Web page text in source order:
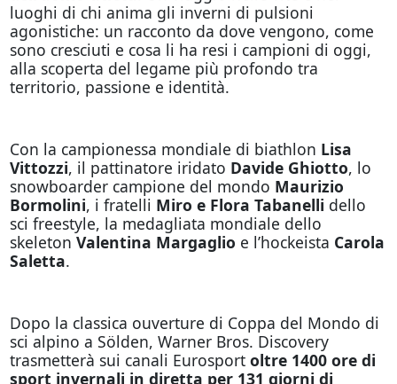
luoghi di chi anima gli inverni di pulsioni
agonistiche: un racconto da dove vengono, come
sono cresciuti e cosa li ha resi i campioni di oggi,
alla scoperta del legame più profondo tra
territorio, passione e identità.
Con la campionessa mondiale di biathlon Lisa
Vittozzi, il pattinatore iridato Davide Ghiotto, lo
snowboarder campione del mondo Maurizio
Bormolini, i fratelli Miro e Flora Tabanelli dello
sci freestyle, la medagliata mondiale dello
skeleton Valentina Margaglio e l’hockeista Carola
Saletta.
Dopo la classica ouverture di Coppa del Mondo di
sci alpino a Sölden, Warner Bros. Discovery
trasmetterà sui canali Eurosport oltre 1400 ore di
sport invernali in diretta per 131 giorni di